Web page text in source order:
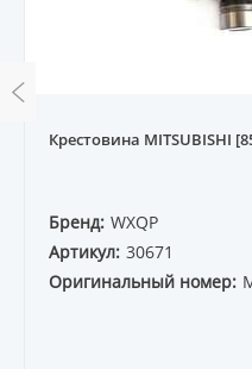
Крестовина MITSUBISHI
Бренд: WXQP
Артикул: 30671
Оригинальный номер: